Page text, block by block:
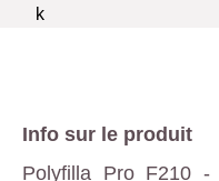
Info sur le produit
Polyfilla Pro F210 -